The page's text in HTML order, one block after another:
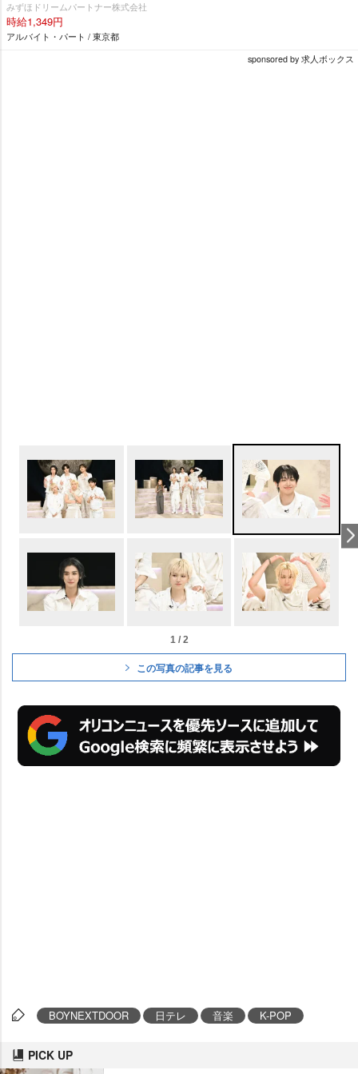
みずほドリームパートナー株式会社
時給1,349円
アルバイト・パート / 東京都
sponsored by 求人ボックス
1 / 2
この写真の記事を見る
BOYNEXTDOOR 日テレ 音楽 K-POP
PICK UP